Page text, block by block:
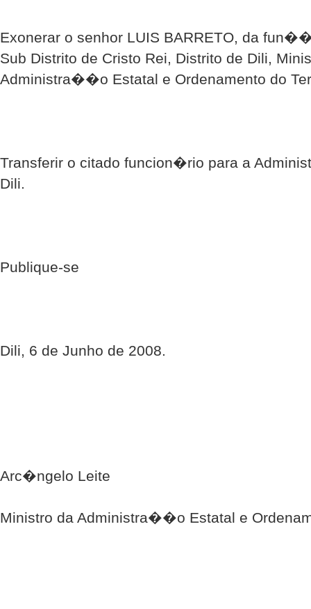
Exonerar o senhor LUIS BARRETO, da
Sub Distrito de Cristo Rei, Distrito de Dili,
Administra��o Estatal e Ordenamento do
Transferir o citado funcion�rio para a
Dili.
Publique-se
Dili, 6 de Junho de 2008.
Arc�ngelo Leite
Ministro da Administra��o Estatal e